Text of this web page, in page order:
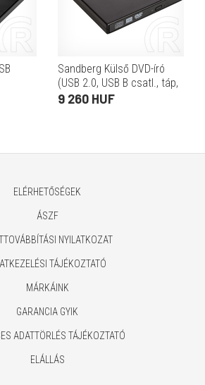
Sandberg Külső DVD-író
(USB 2.0, USB B csatl., táp,
írás: CD24x/DVD8x,
9 260 HUF
ELÉRHETŐSÉGEK
ÁSZF
NYILATKOZAT
TÁJÉKOZTATÓ
MÁRKÁINK
GARANCIA GYIK
ADATTÖRLÉS TÁJÉKOZTATÓ
ELÁLLÁS